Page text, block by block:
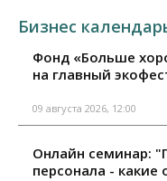
Бизнес
Фонд «Больше
на главный
09 августа 2026, 12:00
Онлайн семинар:
персонала -